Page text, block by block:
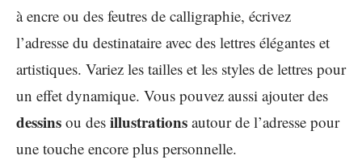
à encre ou des feutres de calligraphie, écrivez
l’adresse du destinataire avec des lettres élégantes et
artistiques. Variez les tailles et les styles de lettres pour
un effet dynamique. Vous pouvez aussi ajouter des
dessins ou des illustrations autour de l’adresse pour
une touche encore plus personnelle.